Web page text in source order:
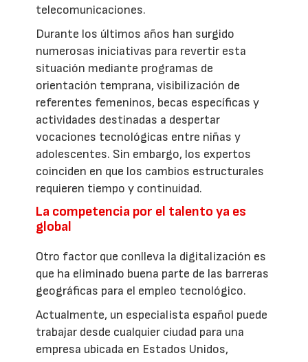
telecomunicaciones.
Durante los últimos años han surgido
numerosas iniciativas para revertir esta
situación mediante programas de
orientación temprana, visibilización de
referentes femeninos, becas específicas y
actividades destinadas a despertar
vocaciones tecnológicas entre niñas y
adolescentes. Sin embargo, los expertos
coinciden en que los cambios estructurales
requieren tiempo y continuidad.
La competencia por el talento ya es
global
Otro factor que conlleva la digitalización es
que ha eliminado buena parte de las barreras
geográficas para el empleo tecnológico.
Actualmente, un especialista español puede
trabajar desde cualquier ciudad para una
empresa ubicada en Estados Unidos,